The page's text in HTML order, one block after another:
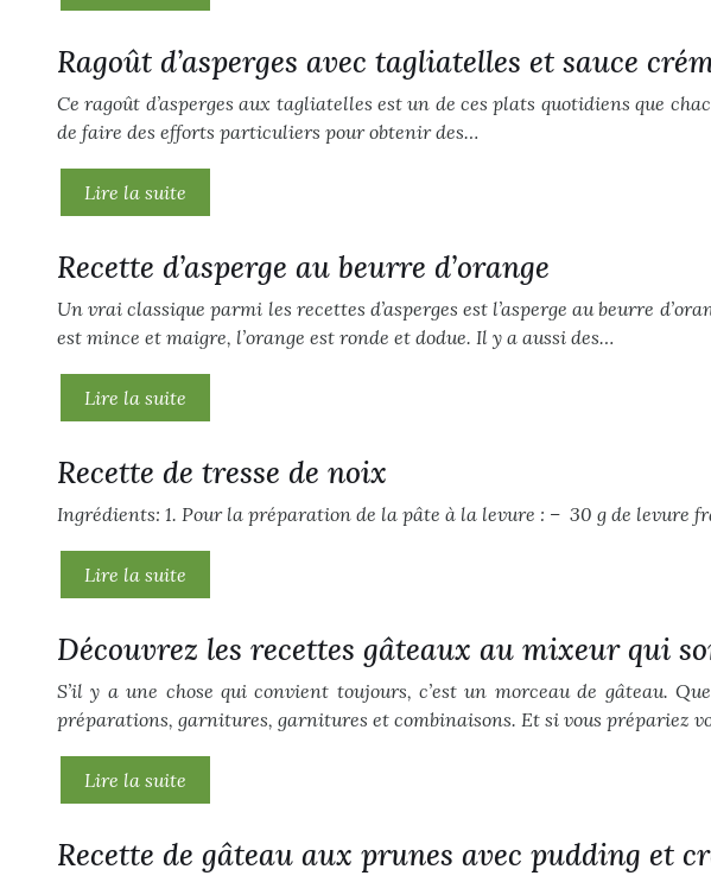
Ragoût d’asperges avec tagliatelles et sauce
Ce ragoût d’asperges aux tagliatelles est un de ces plats quotidiens que
de faire des efforts particuliers pour obtenir des…
Lire la suite
Recette d’asperge au beurre d’orange
Un vrai classique parmi les recettes d’asperges est l’asperge au beurre
est mince et maigre, l’orange est ronde et dodue. Il y a aussi des…
Lire la suite
Recette de tresse de noix
Ingrédients: 1. Pour la préparation de la pâte à la levure : – 30 g de levure
Lire la suite
Découvrez les recettes gâteaux au mixeur qui
S’il y a une chose qui convient toujours, c’est un morceau de gâteau.
préparations, garnitures, garnitures et combinaisons. Et si vous prépariez
Lire la suite
Recette de gâteau aux prunes avec pudding et